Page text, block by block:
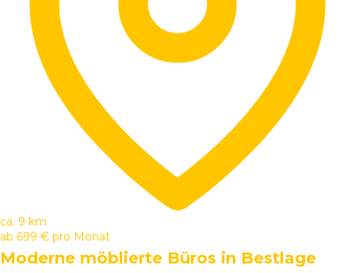
ca. 9 km
ab 699 € pro Monat
Moderne möblierte Büros in Bestlage